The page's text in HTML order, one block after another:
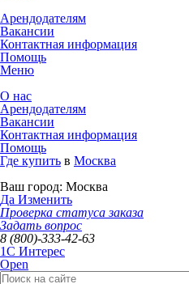
Арендодателям
Вакансии
Контактная информация
Помощь
Меню
О нас
Арендодателям
Вакансии
Контактная информация
Помощь
Где купить в Москва
Ваш город: Москва
Да Изменить
Проверка статуса заказа
Задать вопрос
8 (800)-333-42-63
1C Интерес
Open